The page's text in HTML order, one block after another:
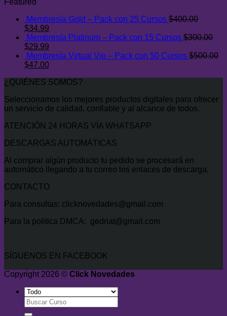
$29.00.$9.00.
Featured
Membresía Gold – Pack con 25 Cursos $400.00
El
precio
original
era:
$400.00.
$34.99
precio
es:
$34.99.
Membresía Platinum – Pack con 15 Cursos $300.00
El
precio
original
$300.00.
$29.99
precio
actual
$29.99.
Membresía Virtual Vip – Pack con 50 Cursos $500.00
El
original
$500.00.
$47.00El
actual
$47.00.
¿QUIÉNES SOMOS?
Seleccionamos los mejores productos digitales para ofrecer
un servicio de calidad, confiable y al alcance de todos.
ATENCIÓN 24 HORAS VÍA WHATSAPP
DESCARGAS AUTOMÁTICAS
Al comprar algún producto tu pedido se procesará en
automático llegando a tu correo los enlaces de descarga.
CONTACTO
Para consultas: clicknovedades@gmail.com
Para la politica DMCA: gedriat@gmail.com
SÍGUENOS EN FACEBOOK
Copyright 2026 © Click Novedades
Buscar
por: